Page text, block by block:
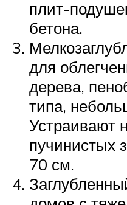
плит-
бетона.
для
дерева,
типа,
Устраивают
пучинистых
70 см.